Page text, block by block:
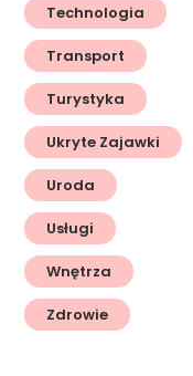
Technologia
Transport
Turystyka
Ukryte Zajawki
Uroda
Usługi
Wnętrza
Zdrowie